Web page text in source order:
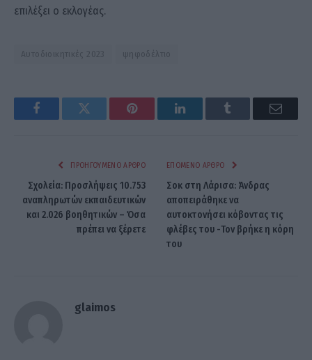
επιλέξει ο εκλογέας.
Αυτοδιοικητικές 2023 ψηφοδέλτιο
FacebookTwitter Pinterest LinkedInTumblr Email
ΠΡΟΗΓΟΎΜΕΝΟ ΆΡΘΡΟ
Σχολεία: Προσλήψεις 10.753
αναπληρωτών εκπαιδευτικών
και 2.026 βοηθητικών – Όσα
πρέπει να ξέρετε
ΕΠΌΜΕΝΟ ΆΡΘΡΟ
Σοκ στη Λάρισα: Άνδρας
αποπειράθηκε να
αυτοκτονήσει κόβοντας τις
φλέβες του -Τον βρήκε η κόρη
του
glaimos